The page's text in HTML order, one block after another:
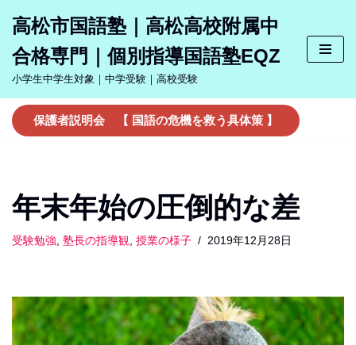
ン
テ
ン
ツ
へ
ッ
プ
高松市国語塾｜高松高校附属中
合格専門｜個別指導国語塾EQZ
小学生中学生対象｜中学受験｜高校受験
保護者説明会 【 国語の危機を救う具体策 】
年末年始の圧倒的な差
受験勉強, 塾長の指導観, 授業の様子 2019年12月28日